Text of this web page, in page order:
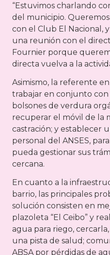
“Estuvimos charlando
del municipio.
con el Club El Nacional,
una reunión con el
Fournier porque
directa vuelva a la
Asimismo, la referente
trabajar en conjunto con
bolsones de verdura
recuperar el móvil de la
castración; y establecer
personal del ANSES,
pueda gestionar sus
cercana.
En cuanto a la
barrio, las principales
solución consisten en
plazoleta “El Ceibo” y
agua para riego,
una pista de salud;
ABSA por pérdidas de